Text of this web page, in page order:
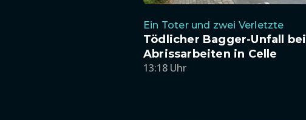
Ein Toter und zwei Verletzte
Tödlicher Bagger-Unfall bei
Abrissarbeiten in Celle
13:18 Uhr